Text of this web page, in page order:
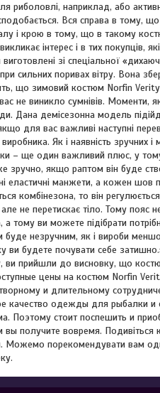
риболовлі, наприклад, або
Вся справа в тому, що
і крою в тому, що в такому
інтерес і в тих покупців,
зі спеціальної
сильних поривах вітру. Вона
що зимовий костюм Norfin Verity
не виникло сумнівів. Моменти,
Дана демісезонна модель
для вас важливі наступні
Як і наявність зручних
– ще один важливий плюс, у тому
зручно, якщо раптом він буде
еластичні манжети, а кожен шов
комбінезона, то він
але не перетискає тіло. Тому
а тому ви можете підібрати
буде незручним, як і вироби
ви будете почувати себе
ви прийшли до висновку, що
цены на костюм Norfin
и длительному
качество одежды для рыбалки и
Поэтому стоит поспешить и
вы получите вовремя. Подивіться
Можемо порекомендувати вам